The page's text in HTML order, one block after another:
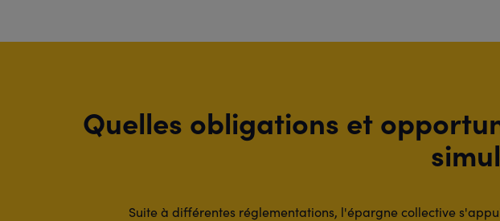
Quelles obligations et
Suite à différentes réglementations, l'épargne collective